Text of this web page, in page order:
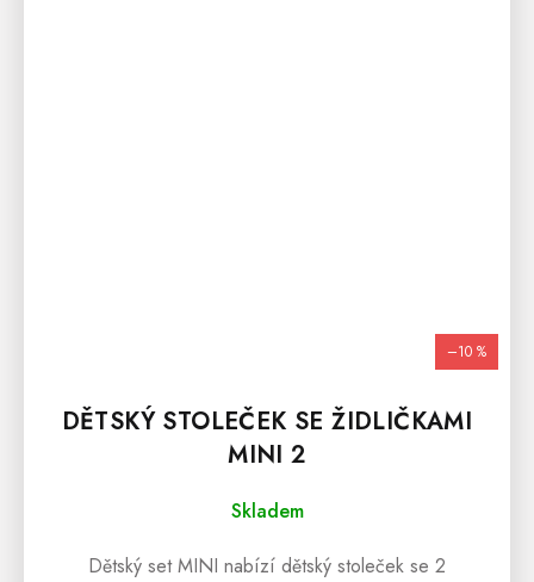
–10 %
DĚTSKÝ STOLEČEK SE ŽIDLIČKAMI
MINI 2
Skladem
Dětský set MINI nabízí dětský stoleček se 2